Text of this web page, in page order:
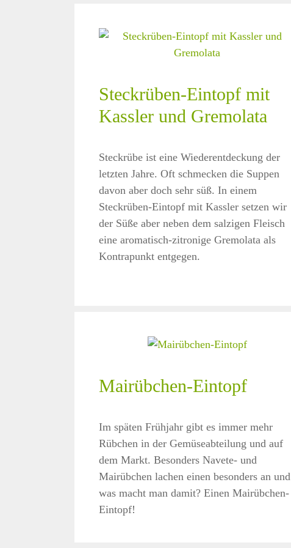
Steckrüben-Eintopf mit
Kassler und Gremolata
Steckrübe ist eine Wiederentdeckung der
letzten Jahre. Oft schmecken die Suppen
davon aber doch sehr süß. In einem
Steckrüben-Eintopf mit Kassler setzen wir
der Süße aber neben dem salzigen Fleisch
eine aromatisch-zitronige Gremolata als
Kontrapunkt entgegen.
Mairübchen-Eintopf
Im späten Frühjahr gibt es immer mehr
Rübchen in der Gemüseabteilung und auf
dem Markt. Besonders Navete- und
Mairübchen lachen einen besonders an und
was macht man damit? Einen Mairübchen-
Eintopf!